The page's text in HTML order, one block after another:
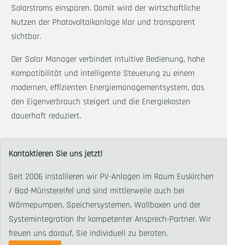
Solarstroms einsparen. Damit wird der wirtschaftliche
Nutzen der Photovoltaikanlage klar und transparent
sichtbar.
Der Solar Manager verbindet intuitive Bedienung, hohe
Kompatibilität und intelligente Steuerung zu einem
modernen, effizienten Energiemanagementsystem, das
den Eigenverbrauch steigert und die Energiekosten
dauerhaft reduziert.
Kontaktieren Sie uns jetzt!
Seit 2006 installieren wir PV-Anlagen im Raum Euskirchen
/ Bad-Münstereifel und sind mittlerweile auch bei
Wärmepumpen, Speichersystemen, Wallboxen und der
Systemintegration Ihr kompetenter Ansprech-Partner. Wir
freuen uns darauf, Sie individuell zu beraten.